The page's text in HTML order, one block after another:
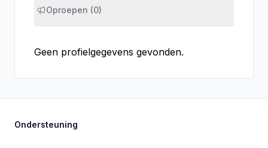
Oproepen (0)
Geen profielgegevens gevonden.
Ondersteuning